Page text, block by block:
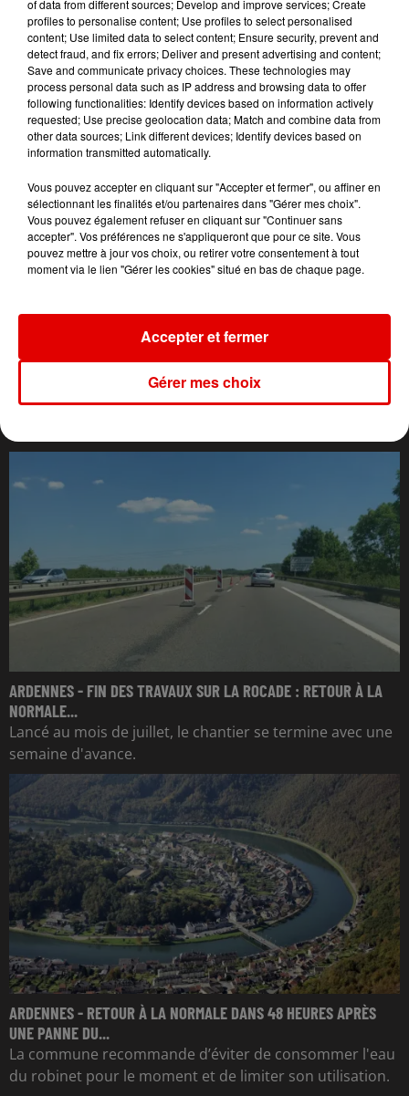
MYLENE FARMER
C'est A Qui Le Tour
RIVIERA
She Doesn't Mind
TAYC
Girlfriend
L'ACTU DES ARDENNES
ARDENNES - FIN DES TRAVAUX SUR LA ROCADE : RETOUR À LA
NORMALE...
Lancé au mois de juillet, le chantier se termine avec une
semaine d'avance.
ARDENNES - RETOUR À LA NORMALE DANS 48 HEURES APRÈS
UNE PANNE DU...
La commune recommande d’éviter de consommer l'eau
du robinet pour le moment et de limiter son utilisation.
of data from different sources; Develop and improve services; Create
profiles to personalise content; Use profiles to select personalised
content; Use limited data to select content; Ensure security, prevent and
detect fraud, and fix errors; Deliver and present advertising and content;
Save and communicate privacy choices. These technologies may
process personal data such as IP address and browsing data to offer
following functionalities: Identify devices based on information actively
requested; Use precise geolocation data; Match and combine data from
other data sources; Link different devices; Identify devices based on
information transmitted automatically.
Vous pouvez accepter en cliquant sur "Accepter et fermer", ou affiner en
sélectionnant les finalités et/ou partenaires dans "Gérer mes choix".
Vous pouvez également refuser en cliquant sur "Continuer sans
accepter". Vos préférences ne s'appliqueront que pour ce site. Vous
pouvez mettre à jour vos choix, ou retirer votre consentement à tout
moment via le lien "Gérer les cookies" situé en bas de chaque page.
Gérer mes choix
Accepter et fermer